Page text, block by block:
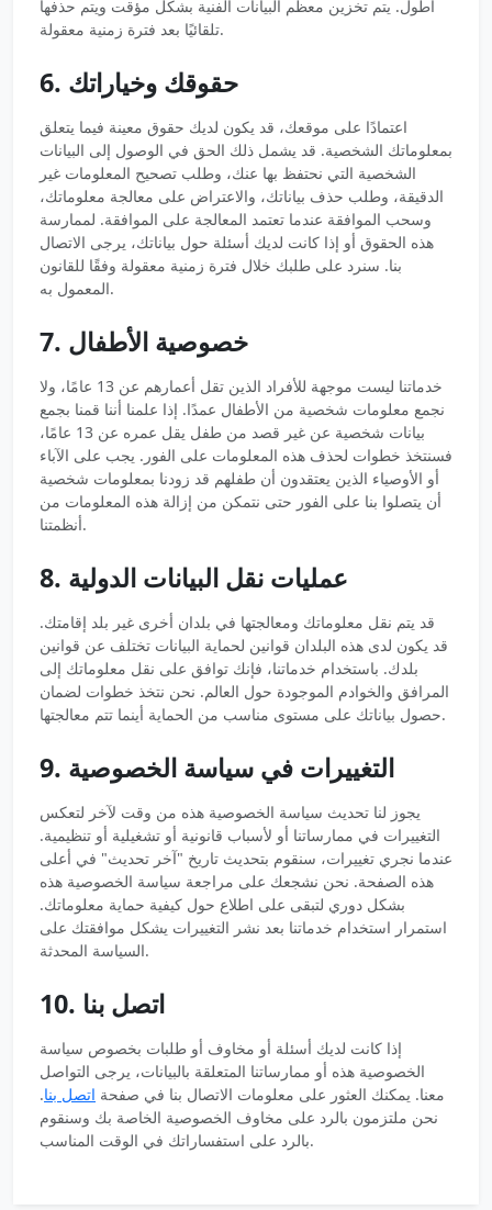
أطول. يتم تخزين معظم البيانات الفنية بشكل مؤقت ويتم حذفها
تلقائيًا بعد فترة زمنية معقولة.
6. حقوقك وخياراتك
اعتمادًا على موقعك، قد يكون لديك حقوق معينة فيما يتعلق
بمعلوماتك الشخصية. قد يشمل ذلك الحق في الوصول إلى البيانات
الشخصية التي نحتفظ بها عنك، وطلب تصحيح المعلومات غير
الدقيقة، وطلب حذف بياناتك، والاعتراض على معالجة معلوماتك،
وسحب الموافقة عندما تعتمد المعالجة على الموافقة. لممارسة
هذه الحقوق أو إذا كانت لديك أسئلة حول بياناتك، يرجى الاتصال
بنا. سنرد على طلبك خلال فترة زمنية معقولة وفقًا للقانون
المعمول به.
7. خصوصية الأطفال
خدماتنا ليست موجهة للأفراد الذين تقل أعمارهم عن 13 عامًا، ولا
نجمع معلومات شخصية من الأطفال عمدًا. إذا علمنا أننا قمنا بجمع
بيانات شخصية عن غير قصد من طفل يقل عمره عن 13 عامًا،
فسنتخذ خطوات لحذف هذه المعلومات على الفور. يجب على الآباء
أو الأوصياء الذين يعتقدون أن طفلهم قد زودنا بمعلومات شخصية
أن يتصلوا بنا على الفور حتى نتمكن من إزالة هذه المعلومات من
أنظمتنا.
8. عمليات نقل البيانات الدولية
قد يتم نقل معلوماتك ومعالجتها في بلدان أخرى غير بلد إقامتك.
قد يكون لدى هذه البلدان قوانين لحماية البيانات تختلف عن قوانين
بلدك. باستخدام خدماتنا، فإنك توافق على نقل معلوماتك إلى
المرافق والخوادم الموجودة حول العالم. نحن نتخذ خطوات لضمان
حصول بياناتك على مستوى مناسب من الحماية أينما تتم معالجتها.
9. التغييرات في سياسة الخصوصية
يجوز لنا تحديث سياسة الخصوصية هذه من وقت لآخر لتعكس
التغييرات في ممارساتنا أو لأسباب قانونية أو تشغيلية أو تنظيمية.
عندما نجري تغييرات، سنقوم بتحديث تاريخ "آخر تحديث" في أعلى
هذه الصفحة. نحن نشجعك على مراجعة سياسة الخصوصية هذه
بشكل دوري لتبقى على اطلاع حول كيفية حماية معلوماتك.
استمرار استخدام خدماتنا بعد نشر التغييرات يشكل موافقتك على
السياسة المحدثة.
10. اتصل بنا
إذا كانت لديك أسئلة أو مخاوف أو طلبات بخصوص سياسة
الخصوصية هذه أو ممارساتنا المتعلقة بالبيانات، يرجى التواصل
معنا. يمكنك العثور على معلومات الاتصال بنا في صفحة اتصل بنا.
نحن ملتزمون بالرد على مخاوف الخصوصية الخاصة بك وسنقوم
بالرد على استفساراتك في الوقت المناسب.